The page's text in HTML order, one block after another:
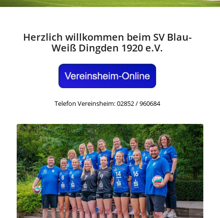
Herzlich willkommen beim SV Blau-
Weiß Dingden 1920 e.V.
Telefon Vereinsheim: 02852 / 960684